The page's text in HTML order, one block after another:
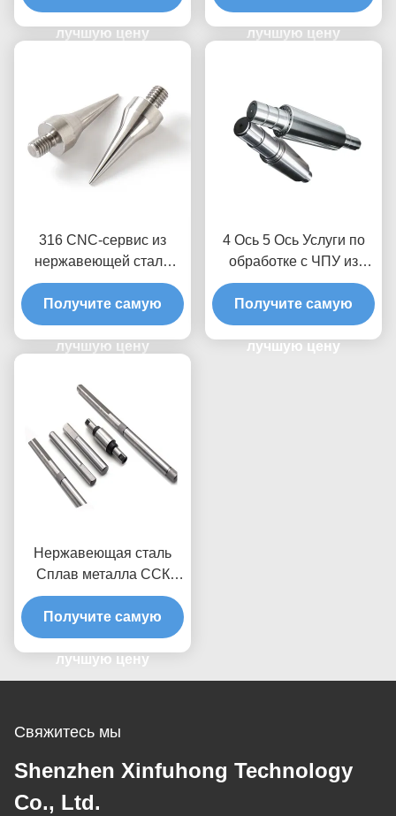
лучшую цену
Сертификат 24/7
Производственная
лучшую цену
316 CNC-сервис из
нержавеющей стали
0,01 Толерантность
Получите самую
лучшую цену
4 Ось 5 Ось Услуги по
обработке с ЧПУ из
нержавеющей стали
Изготовление деталей
поворотного вала
Получите самую
лучшую цену
Нержавеющая сталь
Сплав металла ССК
Свинцовые фрезерные
детали 0,01 мм
Толерантность
Получите самую
лучшую цену
Свяжитесь мы
Shenzhen Xinfuhong Technology
Co., Ltd.